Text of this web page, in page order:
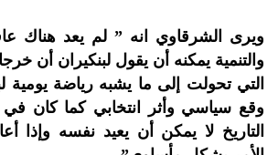
ويرى الشرقاوي انه ” لم يعد هناك
والتنمية يمكنه أن يقول لبنكيران أن
التي تحولت إلى ما يشبه رياضة يومية
التاريخ لا يمكن أن يعيد نفسه وإذا